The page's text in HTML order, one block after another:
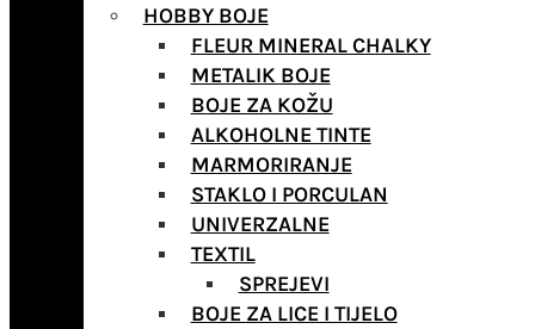
HOBBY BOJE
FLEUR MINERAL CHALKY
METALIK BOJE
BOJE ZA KOŽU
ALKOHOLNE TINTE
MARMORIRANJE
STAKLO I PORCULAN
UNIVERZALNE
TEXTIL
SPREJEVI
BOJE ZA LICE I TIJELO